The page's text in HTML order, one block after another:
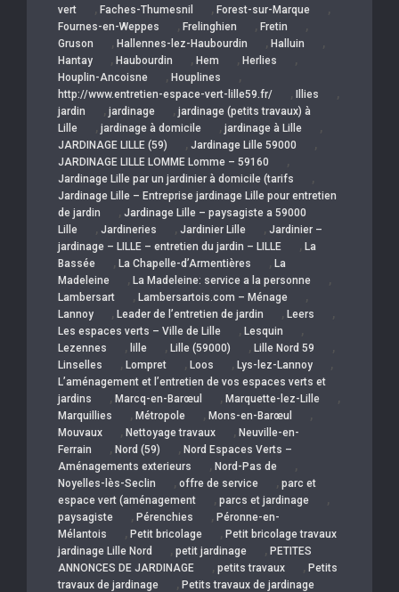
vert
, Faches-Thumesnil , Forest-sur-Marque ,
Fournes-en-Weppes , Frelinghien , Fretin ,
Gruson , Hallennes-lez-Haubourdin , Halluin ,
Hantay , Haubourdin , Hem , Herlies ,
Houplin-Ancoisne , Houplines ,
http://www.entretien-espace-vert-lille59.fr/ , Illies ,
jardin , jardinage , jardinage (petits travaux) à
Lille
, jardinage à domicile , jardinage à Lille ,
JARDINAGE LILLE (59) , Jardinage Lille 59000 ,
JARDINAGE LILLE LOMME Lomme – 59160 ,
Jardinage Lille par un jardinier à domicile (tarifs ,
Jardinage Lille – Entreprise jardinage Lille pour entretien
de jardin
, Jardinage Lille – paysagiste a 59000
Lille
, Jardineries , Jardinier Lille , Jardinier –
jardinage – LILLE – entretien du jardin – LILLE
, La
Bassée
, La Chapelle-d’Armentières , La
Madeleine
, La Madeleine: service a la personne ,
Lambersart , Lambersartois.com – Ménage ,
Lannoy , Leader de l’entretien de jardin , Leers ,
Les espaces verts – Ville de Lille , Lesquin ,
Lezennes , lille , Lille (59000) , Lille Nord 59 ,
Linselles , Lompret , Loos , Lys-lez-Lannoy ,
L’aménagement et l’entretien de vos espaces verts et
jardins
, Marcq-en-Barœul , Marquette-lez-Lille ,
Marquillies , Métropole , Mons-en-Barœul ,
Mouvaux , Nettoyage travaux , Neuville-en-
Ferrain
, Nord (59) , Nord Espaces Verts –
Aménagements exterieurs
, Nord-Pas de ,
Noyelles-lès-Seclin , offre de service , parc et
espace vert (aménagement
, parcs et jardinage ,
paysagiste , Pérenchies , Péronne-en-
Mélantois
, Petit bricolage , Petit bricolage travaux
jardinage Lille Nord
, petit jardinage , PETITES
ANNONCES DE JARDINAGE
, petits travaux , Petits
travaux de jardinage
, Petits travaux de jardinage